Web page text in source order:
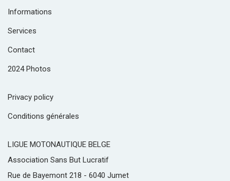
Informations
Services
Contact
2024 Photos
Privacy policy
Conditions générales
LIGUE MOTONAUTIQUE BELGE
Association Sans But Lucratif
Rue de Bayemont 218 - 6040 Jumet